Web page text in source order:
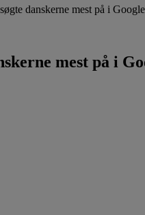
danskerne mest på i
mest på i